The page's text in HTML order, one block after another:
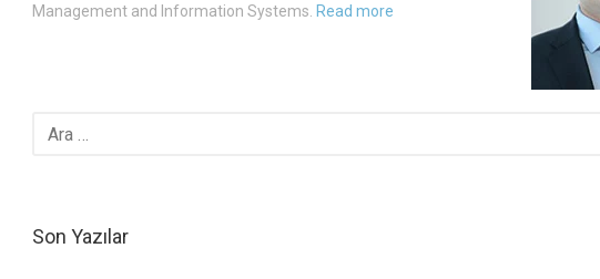
Management and Information Systems. Read more
Son Yazılar